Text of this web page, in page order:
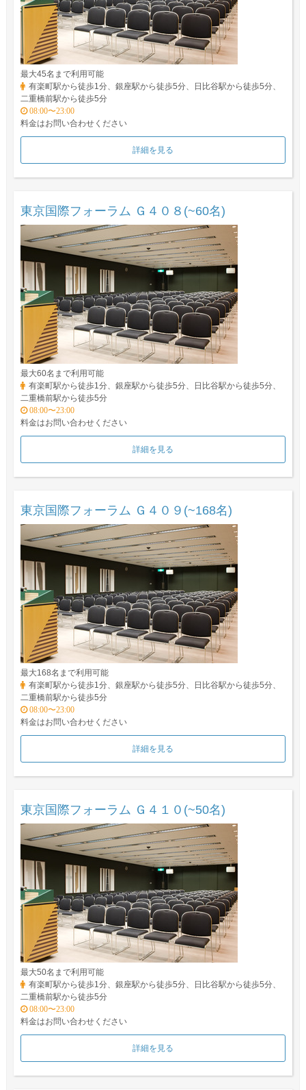
最大45名まで利用可能
有楽町駅から徒歩1分、銀座駅から徒歩5分、日比谷駅から徒歩5分、
二重橋前駅から徒歩5分
08:00〜23:00
料金はお問い合わせください
詳細を見る
東京国際フォーラム Ｇ４０８(~60名)
最大60名まで利用可能
有楽町駅から徒歩1分、銀座駅から徒歩5分、日比谷駅から徒歩5分、
二重橋前駅から徒歩5分
08:00〜23:00
料金はお問い合わせください
詳細を見る
東京国際フォーラム Ｇ４０９(~168名)
最大168名まで利用可能
有楽町駅から徒歩1分、銀座駅から徒歩5分、日比谷駅から徒歩5分、
二重橋前駅から徒歩5分
08:00〜23:00
料金はお問い合わせください
詳細を見る
東京国際フォーラム Ｇ４１０(~50名)
最大50名まで利用可能
有楽町駅から徒歩1分、銀座駅から徒歩5分、日比谷駅から徒歩5分、
二重橋前駅から徒歩5分
08:00〜23:00
料金はお問い合わせください
詳細を見る